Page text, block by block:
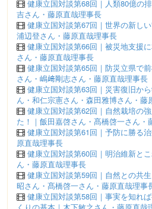
健康立国対談第68回｜人類80億の
吉さん・藤原直哉理事長
健康立国対談第67回｜世界の新し
浦辺登さん・藤原直哉理事長
健康立国対談第66回｜被災地支援
さん・藤原直哉理事長
健康立国対談第65回｜防災立県で
さん・嶋﨑剛志さん・藤原直哉理事長
健康立国対談第63回｜災害復旧か
ん・和仁宗憲さん・森田雅博さん・藤
健康立国対談第62回｜自然栽培の
た！｜飯田嘉啓さん・髙橋啓一さん・
健康立国対談第61回｜予防に勝る
原直哉理事長
健康立国対談第60回｜明治維新と
ん・藤原直哉理事長
健康立国対談第59回｜自然との共
昭さん・髙橋啓一さん・藤原直哉理事
健康立国対談第58回｜事実を知れ